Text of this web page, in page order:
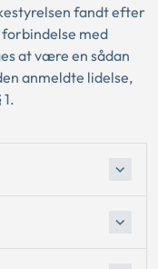
fandt efter
med
at være en sådan
anmeldte lidelse,